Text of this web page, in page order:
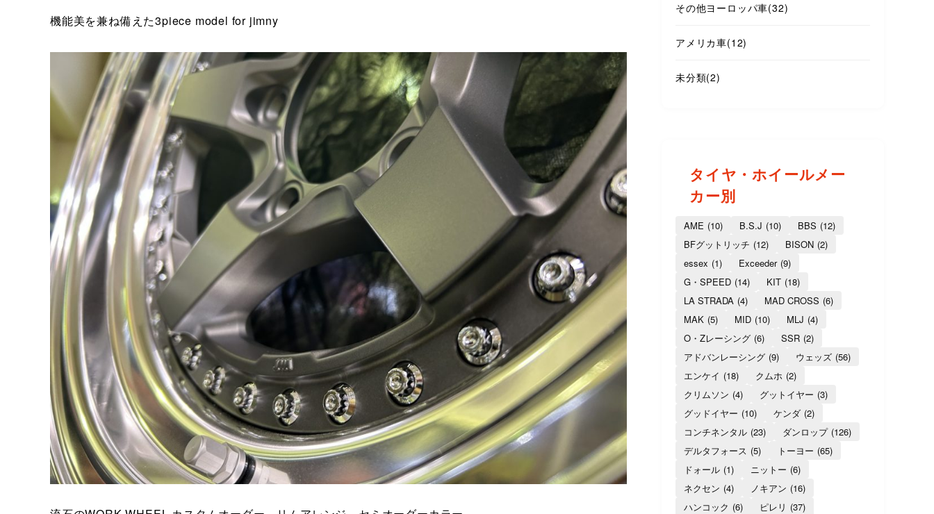
機能美を兼ね備えた3piece model for jimny
その他ヨーロッパ車(32)
アメリカ車(12)
未分類(2)
タイヤ・ホイールメー
カー別
AME (10) B.S.J (10) BBS (12)
BFグットリッチ (12) BISON (2)
essex (1) Exceeder (9)
G・SPEED (14) KIT (18)
LA STRADA (4) MAD CROSS (6)
MAK (5) MID (10) MLJ (4)
O・Zレーシング (6) SSR (2)
アドバンレーシング (9) ウェッズ (56)
エンケイ (18) クムホ (2)
クリムソン (4) グットイヤー (3)
グッドイヤー (10) ケンダ (2)
コンチネンタル (23) ダンロップ (126)
デルタフォース (5) トーヨー (65)
ドォール (1) ニットー (6)
ネクセン (4) ノキアン (16)
ハンコック (6) ピレリ (37)